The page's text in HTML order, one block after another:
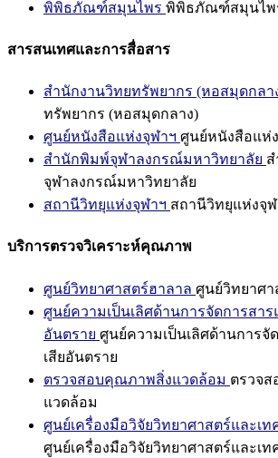
พิพิธภัณฑ์สมุนไพร พิพิธภัณฑ์สมุนไพ
สารสนเทศและการสื่อสาร
สำนักงานวิทยทรัพยากร (หอสมุดกลา
ทรัพยากร (หอสมุดกลาง)
ศูนย์หนังสือแห่งจุฬาฯ ศูนย์หนังสือแห่
สำนักพิมพ์จุฬาลงกรณ์มหาวิทยาลัย
จุฬาลงกรณ์มหาวิทยาลัย
สถานีวิทยุแห่งจุฬาฯ สถานีวิทยุแห่งจุฬ
บริการตรวจวิเคราะห์คุณภาพ
ศูนย์วิทยาศาสตร์ฮาลาล ศูนย์วิทยาศา
ศูนย์ความเป็นเลิศด้านการจัดการสาร
อันตราย ศูนย์ความเป็นเลิศด้านการจั
เสียอันตราย
ตรวจสอบคุณภาพสิ่งแวดล้อม ตรวจ
แวดล้อม
ศูนย์เครื่องมือวิจัยวิทยาศาสตร์และเท
ศูนย์เครื่องมือวิจัยวิทยาศาสตร์และเท